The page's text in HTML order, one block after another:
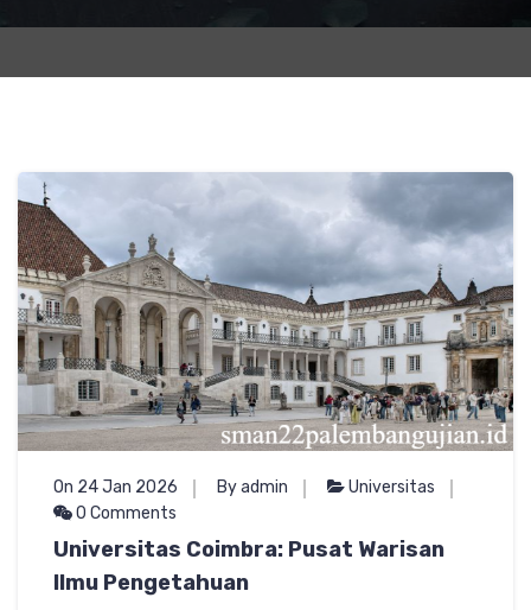
On 24 Jan 2026 By admin
Universitas
0 Comments
Universitas Coimbra: Pusat Warisan
Ilmu Pengetahuan